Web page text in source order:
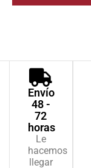
Envío
48 -
72
horas
Le
hacemos
llegar